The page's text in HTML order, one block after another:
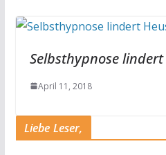
Selbsthypnose
April 11, 2018
Liebe Leser,